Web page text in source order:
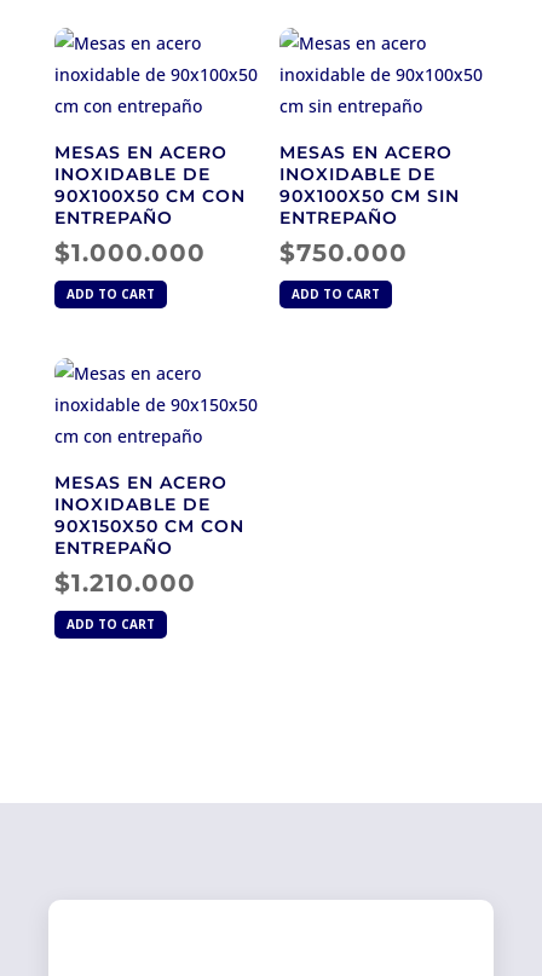
MESAS EN ACERO
INOXIDABLE DE
90X100X50 CM CON
ENTREPAÑO
$1.000.000
ADD TO CART
MESAS EN ACERO
INOXIDABLE DE
90X100X50 CM SIN
ENTREPAÑO
$750.000
ADD TO CART
MESAS EN ACERO
INOXIDABLE DE
90X150X50 CM CON
ENTREPAÑO
$1.210.000
ADD TO CART